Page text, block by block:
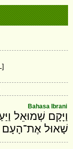
Bahasa Ibrani
וַיָּקָם שְׁמוּאֵל
שָׁאוּל אֶת־הָעָם